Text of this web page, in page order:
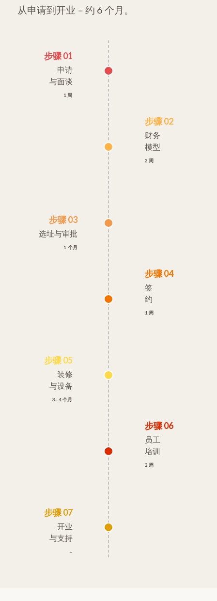
从申请到开业 – 约 6 个月。
1 周
申请
与面谈
步骤 01
2 周
财务
模型
步骤 02
1 个月
选址与审批
步骤 03
1 周
签
约
步骤 04
3–4 个月
装修
与设备
步骤 05
2 周
员工
培训
步骤 06
–
开业
与支持
步骤 07